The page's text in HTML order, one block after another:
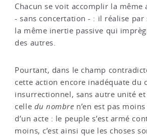
Chacun se voit accomplir la même
- sans concertation - : il réalise par
la même inertie passive qui
des autres.
Pourtant, dans le champ
cette action encore inadéquate du
insurrectionnel, sans autre unité
celle du nombre n’en est pas
d’un acte : le peuple s’est armé
moins, c’est ainsi que les choses